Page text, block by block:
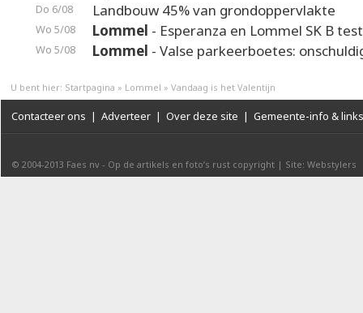
Do 6/08 Landbouw 45% van grondoppervlakte
Wo 5/08 Lommel - Esperanza en Lommel SK B
Wo 5/08 Lommel - Valse parkeerboetes:
U bent hier: Startpagina » Lommel » Vandaag is het Valentijn
Contacteer ons | Adverteer | Over deze site | Gemeente-info & links
© 2004-2013 Faes nv - Op de artikels en foto’s rust copyright | Site: Webstylers